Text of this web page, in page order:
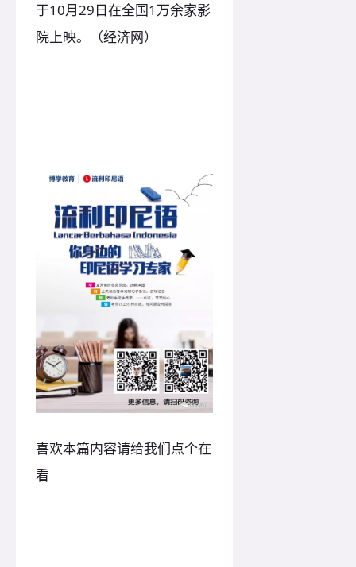
于10月29日在全国1万余家影
院上映。（经济网）
喜欢本篇内容请给我们点个在
看